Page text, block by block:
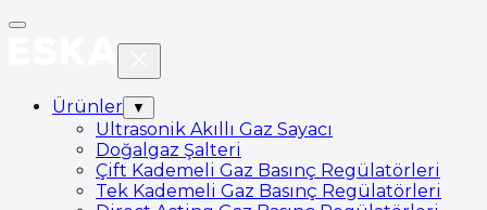
Ürünler ▼
Ultrasonik Akıllı Gaz Sayacı
Doğalgaz Şalteri
Çift Kademeli Gaz Basınç Regülatörleri
Tek Kademeli Gaz Basınç Regülatörleri